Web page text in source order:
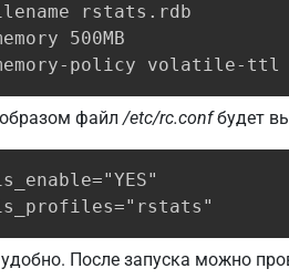
rstats.rdb
500MB
policy volatile-ttl
файл/etc/rc.confбудет
После запуска можно